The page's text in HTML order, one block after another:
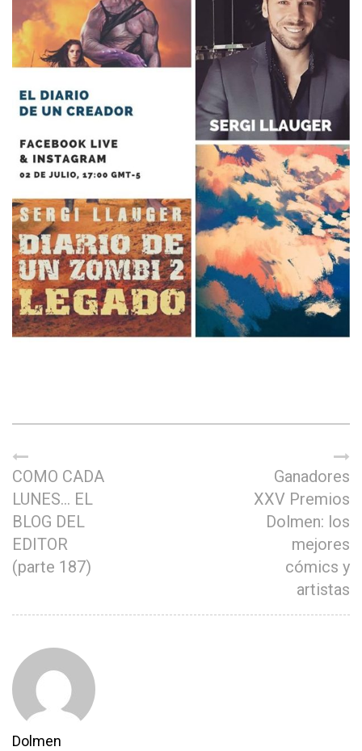
COMO CADA
LUNES… EL
BLOG DEL
EDITOR
(parte 187)
Ganadores
XXV Premios
Dolmen: los
mejores
cómics y
artistas
Dolmen